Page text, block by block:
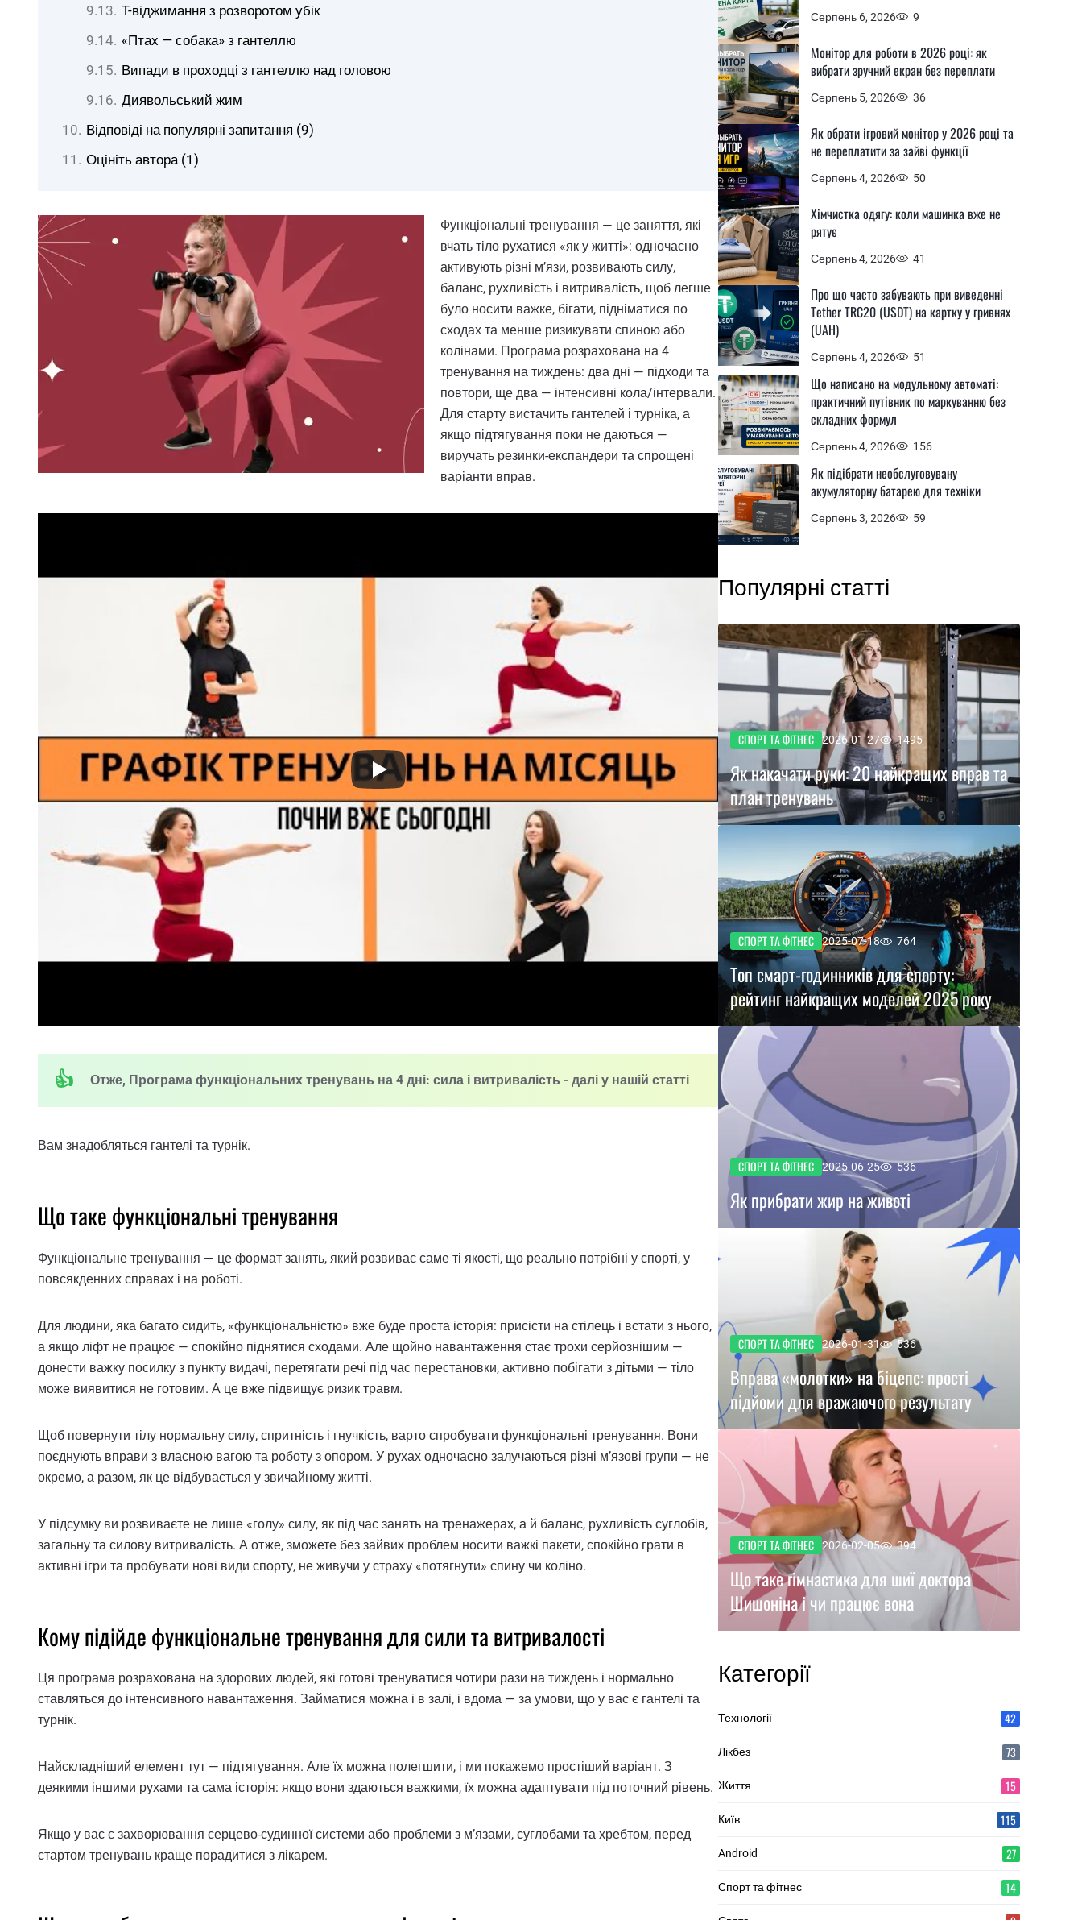
T-віджимання з розворотом убік
«Птах — собака» з гантеллю
Випади в проходці з гантеллю над головою
Диявольський жим
Відповіді на популярні запитання (9)
Оцініть автора (1)
Функціональні тренування — це заняття, які
вчать тіло рухатися «як у житті»: одночасно
активують різні м’язи, розвивають силу,
баланс, рухливість і витривалість, щоб легше
було носити важке, бігати, підніматися по
сходах та менше ризикувати спиною або
колінами. Програма розрахована на 4
тренування на тиждень: два дні — підходи та
повтори, ще два — інтенсивні кола/інтервали.
Для старту вистачить гантелей і турніка, а
якщо підтягування поки не даються —
виручать резинки-експандери та спрощені
варіанти вправ.
Отже, Програма функціональних тренувань на 4 дні: сила і витривалість - далі у нашій статті
Вам знадобляться гантелі та турнік.
Що таке функціональні тренування
Функціональне тренування — це формат занять, який розвиває саме ті якості, що реально потрібні у спорті, у
повсякденних справах і на роботі.
Для людини, яка багато сидить, «функціональністю» вже буде проста історія: присісти на стілець і встати з нього,
а якщо ліфт не працює — спокійно піднятися сходами. Але щойно навантаження стає трохи серйознішим —
донести важку посилку з пункту видачі, перетягати речі під час перестановки, активно побігати з дітьми — тіло
може виявитися не готовим. А це вже підвищує ризик травм.
Щоб повернути тілу нормальну силу, спритність і гнучкість, варто спробувати функціональні тренування. Вони
поєднують вправи з власною вагою та роботу з опором. У рухах одночасно залучаються різні м’язові групи — не
окремо, а разом, як це відбувається у звичайному житті.
У підсумку ви розвиваєте не лише «голу» силу, як під час занять на тренажерах, а й баланс, рухливість суглобів,
загальну та силову витривалість. А отже, зможете без зайвих проблем носити важкі пакети, спокійно грати в
активні ігри та пробувати нові види спорту, не живучи у страху «потягнути» спину чи коліно.
Кому підійде функціональне тренування для сили та витривалості
Ця програма розрахована на здорових людей, які готові тренуватися чотири рази на тиждень і нормально
ставляться до інтенсивного навантаження. Займатися можна і в залі, і вдома — за умови, що у вас є гантелі та
турнік.
Найскладніший елемент тут — підтягування. Але їх можна полегшити, і ми покажемо простіший варіант. З
деякими іншими рухами та сама історія: якщо вони здаються важкими, їх можна адаптувати під поточний рівень.
Якщо у вас є захворювання серцево-судинної системи або проблеми з м’язами, суглобами та хребтом, перед
стартом тренувань краще порадитися з лікарем.
Серпень 6, 2026 9
Серпень 5, 2026 36
Монітор для роботи в 2026 році: як
вибрати зручний екран без переплати
Серпень 4, 2026 50
Як обрати ігровий монітор у 2026 році та
не переплатити за зайві функції
Серпень 4, 2026 41
Хімчистка одягу: коли машинка вже не
рятує
Серпень 4, 2026 51
Про що часто забувають при виведенні
Tether TRC20 (USDT) на картку у гривнях
(UAH)
Серпень 4, 2026 156
Що написано на модульному автоматі:
практичний путівник по маркуванню без
складних формул
Серпень 3, 2026 59
Як підібрати необслуговувану
акумуляторну батарею для техніки
Популярні статті
СПОРТ ТА ФІТНЕС 2026-01-27 1495
Як накачати руки: 20 найкращих вправ та
план тренувань
СПОРТ ТА ФІТНЕС 2025-07-18 764
Топ смарт-годинників для спорту:
рейтинг найкращих моделей 2025 року
СПОРТ ТА ФІТНЕС 2025-06-25 536
Як прибрати жир на животі
СПОРТ ТА ФІТНЕС 2026-01-31 536
Вправа «молотки» на біцепс: прості
підйоми для вражаючого результату
СПОРТ ТА ФІТНЕС 2026-02-05 394
Що таке гімнастика для шиї доктора
Шишоніна і чи працює вона
Категорії
Технології 42
Лікбез 73
Життя 15
Київ 115
Android 27
Спорт та фітнес 14